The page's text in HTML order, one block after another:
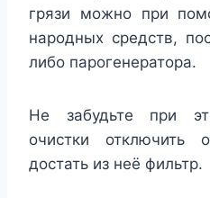
грязи можно при
народных средств,
либо парогенератора.
Не забудьте при
очистки
достать из неё фильтр.